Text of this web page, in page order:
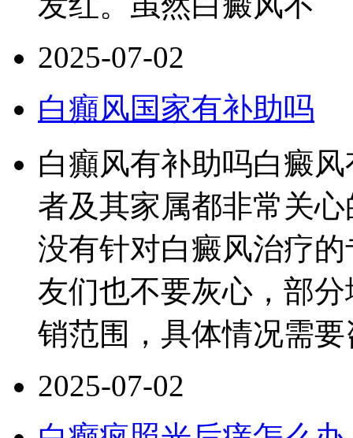
2025-07-02
白癲风国家有补助吗
白癲风有补助吗白癜
者及其家属都非常关
没有针对白癜风治疗
友们也不要灰心，部
销范围，具体情况需
2025-07-02